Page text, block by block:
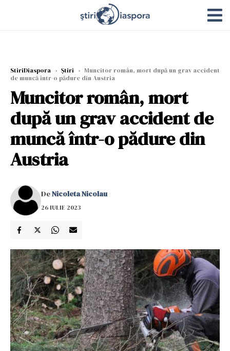
StiriDiaspora › Știri › Muncitor român, mort după un grav accident
de muncă într-o pădure din Austria
Muncitor român, mort
după un grav accident de
muncă într-o pădure din
Austria
DeNicoleta Nicolau
26 IULIE 2023